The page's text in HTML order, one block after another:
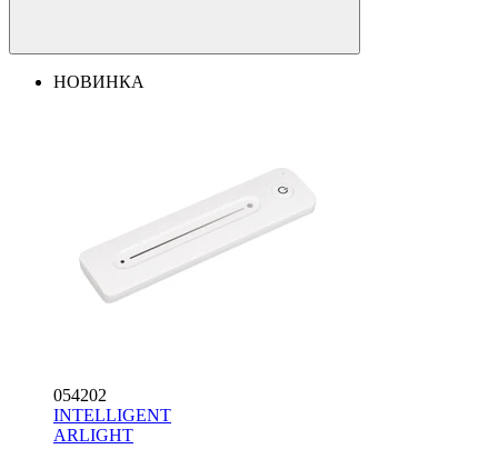
НОВИНКА
054202
INTELLIGENT
ARLIGHT